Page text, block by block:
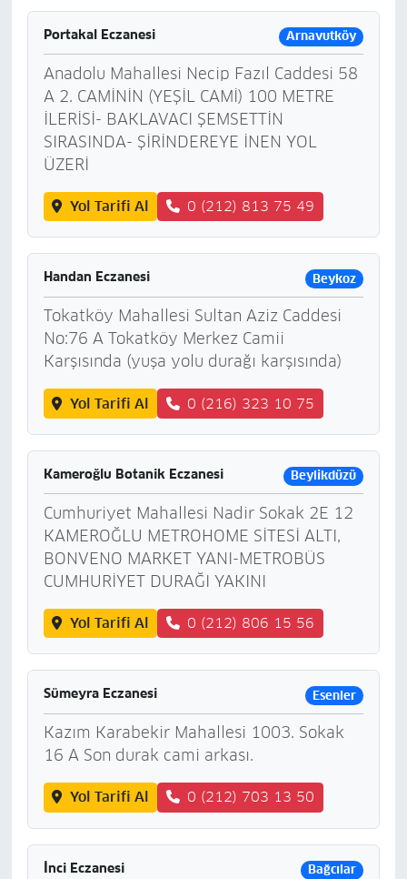
Portakal Eczanesi Arnavutköy
Anadolu Mahallesi Necip Fazıl Caddesi 58
A 2. CAMİNİN (YEŞİL CAMİ) 100 METRE
İLERİSİ- BAKLAVACI ŞEMSETTİN
SIRASINDA- ŞİRİNDEREYE İNEN YOL
ÜZERİ
Yol Tarifi Al 0 (212) 813 75 49
Handan Eczanesi Beykoz
Tokatköy Mahallesi Sultan Aziz Caddesi
No:76 A Tokatköy Merkez Camii
Karşısında (yuşa yolu durağı karşısında)
Yol Tarifi Al 0 (216) 323 10 75
Kameroğlu Botanik Eczanesi Beylikdüzü
Cumhuriyet Mahallesi Nadir Sokak 2E 12
KAMEROĞLU METROHOME SİTESİ ALTI,
BONVENO MARKET YANI-METROBÜS
CUMHURİYET DURAĞI YAKINI
Yol Tarifi Al 0 (212) 806 15 56
Sümeyra Eczanesi Esenler
Kazım Karabekir Mahallesi 1003. Sokak
16 A Son durak cami arkası.
Yol Tarifi Al 0 (212) 703 13 50
İnci Eczanesi Bağcılar